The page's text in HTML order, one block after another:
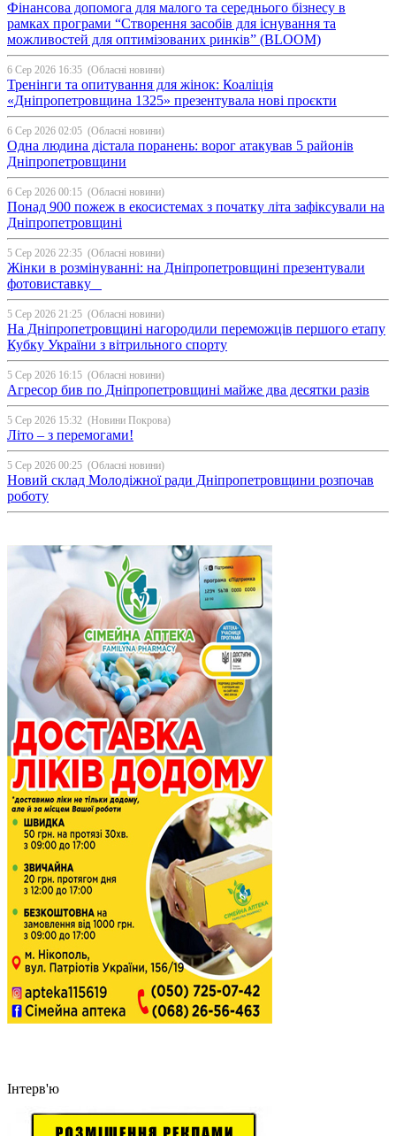
Фінансова допомога для малого та середнього бізнесу в
рамках програми “Створення засобів для існування та
можливостей для оптимізованих ринків” (BLOOM)
6 Сер 2026 16:35 (Обласні новини)
Тренінги та опитування для жінок: Коаліція
«Дніпропетровщина 1325» презентувала нові проєкти
6 Сер 2026 02:05 (Обласні новини)
Одна людина дістала поранень: ворог атакував 5 районів
Дніпропетровщини
6 Сер 2026 00:15 (Обласні новини)
Понад 900 пожеж в екосистемах з початку літа зафіксували на
Дніпропетровщині
5 Сер 2026 22:35 (Обласні новини)
Жінки в розмінуванні: на Дніпропетровщині презентували
фотовиставку
5 Сер 2026 21:25 (Обласні новини)
На Дніпропетровщині нагородили переможців першого етапу
Кубку України з вітрильного спорту
5 Сер 2026 16:15 (Обласні новини)
Агресор бив по Дніпропетровщині майже два десятки разів
5 Сер 2026 15:32 (Новини Покрова)
Літо – з перемогами!
5 Сер 2026 00:25 (Обласні новини)
Новий склад Молодіжної ради Дніпропетровщини розпочав
роботу
Інтерв'ю